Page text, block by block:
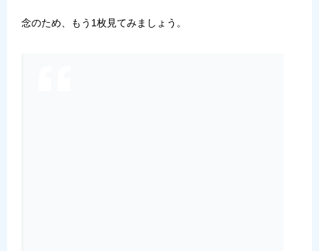
念のため、もう1枚見てみましょう。